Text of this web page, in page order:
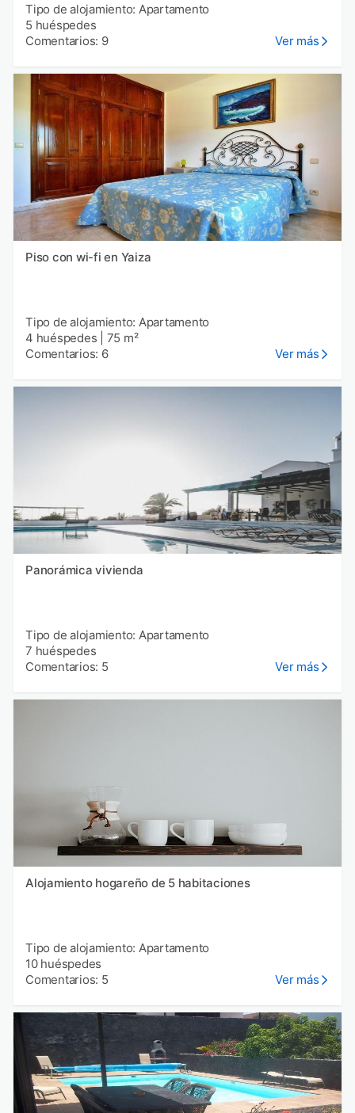
Tipo de alojamiento: Apartamento
5 huéspedes
Comentarios: 9
Ver más
Piso con wi-fi en Yaiza
Tipo de alojamiento: Apartamento
4 huéspedes
75 m²
Comentarios: 6
Ver más
Panorámica vivienda
Tipo de alojamiento: Apartamento
7 huéspedes
Comentarios: 5
Ver más
Alojamiento hogareño de 5 habitaciones
Tipo de alojamiento: Apartamento
10 huéspedes
Comentarios: 5
Ver más